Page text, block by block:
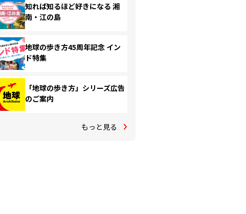
知れば知るほど好きになる 湘
南・江の島
地球の歩き方45周年記念 イン
ド特集
「地球の歩き方」シリーズ広告
のご案内
もっと見る